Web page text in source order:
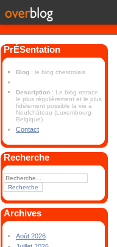
PrÉSentation
Blog : le blog chestrolais
Description : Le blog retrace
le plus régulièrement et le plus
fidèlement possible la vie à
Neufchâteau (Luxembourg-
Belgique).
Contact
Recherche
Archives
Août 2026